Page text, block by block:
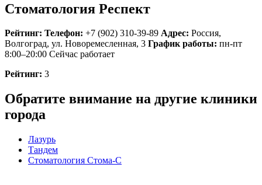
Стоматология Респект
Рейтинг: Телефон: +7 (902) 310-39-89 Адрес: Россия,
Волгоград, ул. Новоремесленная, 3 График работы: пн-пт
8:00–20:00 Сейчас работает
Рейтинг: 3
Обратите внимание на другие клиники
города
Лазурь
Тандем
Стоматология Стома-С